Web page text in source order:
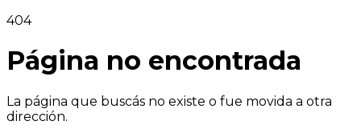
404
Página no encontrada
La página que buscás no existe o fue movida a otra
dirección.